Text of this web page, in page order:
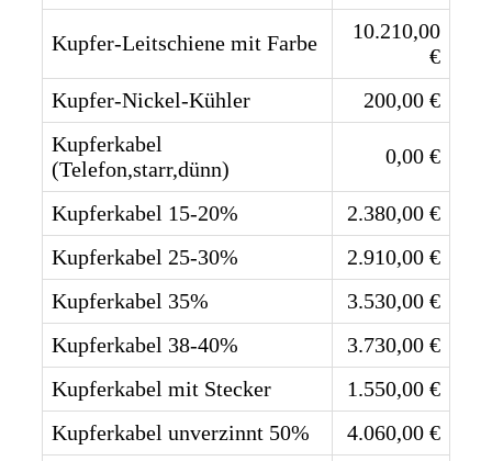
Kupfer-Leitschiene mit Farbe
10.210,00
€
Kupfer-Nickel-Kühler
200,00 €
Kupferkabel
(Telefon,starr,dünn)
0,00 €
Kupferkabel 15-20%
2.380,00 €
Kupferkabel 25-30%
2.910,00 €
Kupferkabel 35%
3.530,00 €
Kupferkabel 38-40%
3.730,00 €
Kupferkabel mit Stecker
1.550,00 €
Kupferkabel unverzinnt 50%
4.060,00 €